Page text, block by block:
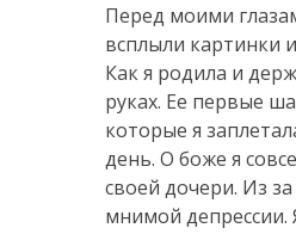
Перед моими
всплыли картинки
Как я родила и
руках. Ее первые
которые я
день. О боже я
своей дочери. Из
мнимой депрессии.